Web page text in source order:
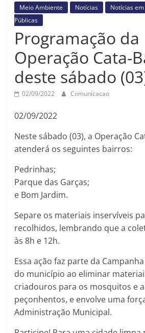
Meio Ambiente Notícias Notícias
Públicas
Programação da
Operação Cata-
deste sábado
02/09/2022 Comunicacao
02/09/2022
Neste sábado (03), a Operação
atenderá os seguintes bairros:
Pedrinhas;
Parque das Garças;
e Bom Jardim.
Separe os materiais inservíveis
recolhidos, lembrando que a
às 8h e 12h.
Essa ação faz parte da
do município ao eliminar
criadouros para os mosquitos e
peçonhentos, e envolve uma
Administração Municipal.